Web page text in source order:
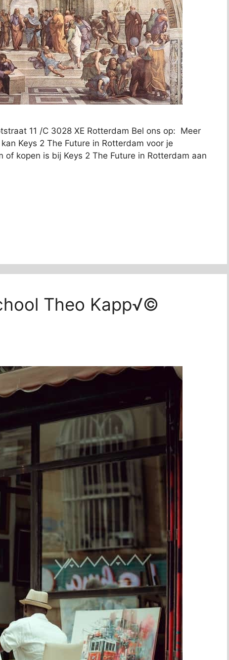
11 /C 3028 XE Rotterdam Bel ons op: Meer
Keys 2 The Future in Rotterdam voor je
kopen is bij Keys 2 The Future in Rotterdam aan
Theo Kapp√©